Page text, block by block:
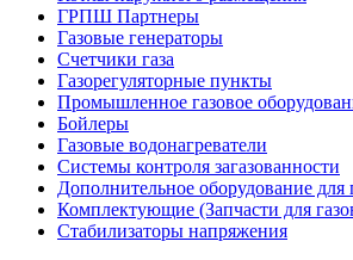
ГРПШ Партнеры
Газовые генераторы
Счетчики газа
Газорегуляторные пункты
Промышленное газовое
Бойлеры
Газовые водонагреватели
Системы контроля загазованности
Дополнительное оборудование для
Комплектующие (Запчасти для
Стабилизаторы напряжения